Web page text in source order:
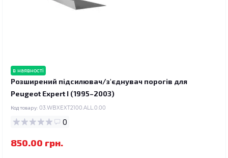
в наявності
Розширений підсилювач/з'єднувач порогів для
Peugeot Expert I (1995–2003)
Код товару: 03.WBXEXT2100.ALL.0.00
0
850.00 грн.